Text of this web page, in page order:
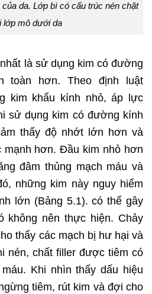
da. Lớp bì có cấu trúc nén chặt
lớp mô dưới da
là sử dụng kim có đường
toàn hơn. Theo định luật
kim khẩu kính nhỏ, áp lực
sử dụng kim có đường kính
thấy độ nhớt lớn hơn và
hơn. Đầu kim nhỏ hơn
đâm thủng mạch máu và
những kim này nguy hiểm
lớn (Bảng 5.1). có thể gây
không nên thực hiện. Chảy
thấy các mạch bị hư hại và
nén, chất filler được tiêm có
Khi nhìn thấy dấu hiệu
tiêm, rút kim và đợi cho